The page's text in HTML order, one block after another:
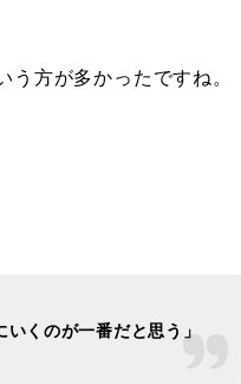
う方が多かったですね。
くのが一番だと思う」